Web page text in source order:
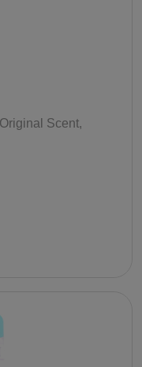
Scent,